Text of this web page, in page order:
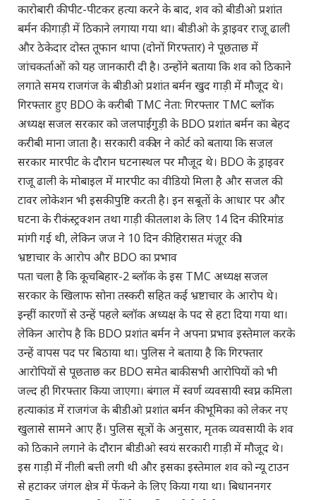
कारोबारी की पीट-पीटकर हत्या करने के बाद, शव को बीडीओ प्रशांत
बर्मन की गाड़ी में ठिकाने लगाया गया था। बीडीओ के ड्राइवर राजू ढाली
और ठेकेदार दोस्त तूफान थापा (दोनों गिरफ्तार) ने पूछताछ में
जांचकर्ताओं को यह जानकारी दी है। उन्होंने बताया कि शव को ठिकाने
लगाते समय राजगंज के बीडीओ प्रशांत बर्मन खुद गाड़ी में मौजूद थे।
गिरफ्तार हुए BDO के करीबी TMC नेता: गिरफ्तार TMC ब्लॉक
अध्यक्ष सजल सरकार को जलपाईगुड़ी के BDO प्रशांत बर्मन का बेहद
करीबी माना जाता है। सरकारी वकील ने कोर्ट को बताया कि सजल
सरकार मारपीट के दौरान घटनास्थल पर मौजूद थे। BDO के ड्राइवर
राजू ढाली के मोबाइल में मारपीट का वीडियो मिला है और सजल की
टावर लोकेशन भी इसकी पुष्टि करती है। इन सबूतों के आधार पर और
घटना के रीकंस्ट्रक्शन तथा गाड़ी की तलाश के लिए 14 दिन की रिमांड
मांगी गई थी, लेकिन जज ने 10 दिन की हिरासत मंज़ूर की।
भ्रष्टाचार के आरोप और BDO का प्रभाव
पता चला है कि कूचबिहार-2 ब्लॉक के इस TMC अध्यक्ष सजल
सरकार के खिलाफ सोना तस्करी सहित कई भ्रष्टाचार के आरोप थे।
इन्हीं कारणों से उन्हें पहले ब्लॉक अध्यक्ष के पद से हटा दिया गया था।
लेकिन आरोप है कि BDO प्रशांत बर्मन ने अपना प्रभाव इस्तेमाल करके
उन्हें वापस पद पर बिठाया था। पुलिस ने बताया है कि गिरफ्तार
आरोपियों से पूछताछ कर BDO समेत बाकी सभी आरोपियों को भी
जल्द ही गिरफ्तार किया जाएगा। बंगाल में स्वर्ण व्यवसायी स्वप्न कमिला
हत्याकांड में राजगंज के बीडीओ प्रशांत बर्मन की भूमिका को लेकर नए
खुलासे सामने आए हैं। पुलिस सूत्रों के अनुसार, मृतक व्यवसायी के शव
को ठिकाने लगाने के दौरान बीडीओ स्वयं सरकारी गाड़ी में मौजूद थे।
इस गाड़ी में नीली बत्ती लगी थी और इसका इस्तेमाल शव को न्यू टाउन
से हटाकर जंगल क्षेत्र में फेंकने के लिए किया गया था। बिधाननगर